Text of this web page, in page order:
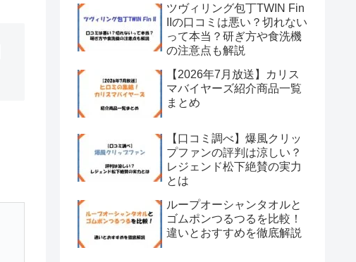
ツヴィリング包丁TWIN Fin
IIの口コミは悪い？切れない
って本当？研ぎ方や食洗機
の注意点も解説
【2026年7月放送】カリス
マバイヤーズ紹介商品一覧
まとめ
【口コミ調べ】爆風クリッ
プファンの評判は涼しい？
レジェンド松下絶賛の実力
とは
ループオーシャンタオルと
ゴムポンつるつるを比較！
違いとおすすめを徹底解説